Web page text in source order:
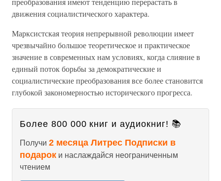
движения социалистического характера.
Марксистская теория непрерывной революции имеет
чрезвычайно большое теоретическое и практическое
значение в современных нам условиях, когда слияние в
единый поток борьбы за демократические и
социалистические преобразования все более становится
глубокой закономерностью исторического прогресса.
Более 800 000 книг и аудиокниг! 📚
Получи 2 месяца Литрес Подписки в
подарок и наслаждайся неограниченным
чтением